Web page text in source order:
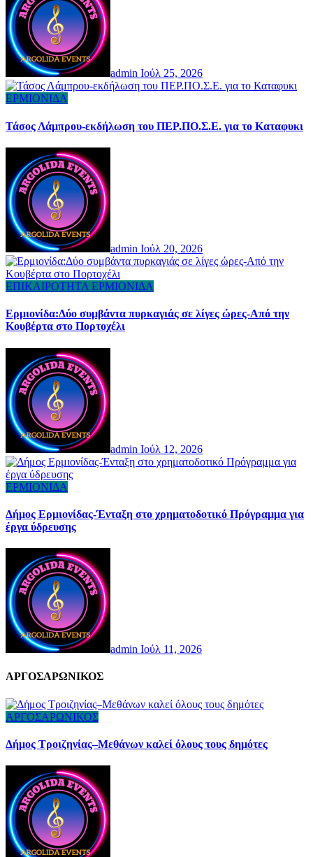
admin Ιούλ 25, 2026
ΕΡΜΙΟΝΙΔΑ
Τάσος Λάμπρου-εκδήλωση του ΠΕΡ.ΠΟ.Σ.Ε. για το Καταφυκι
admin Ιούλ 20, 2026
ΕΠΙΚΑΙΡΟΤΗΤΑ ΕΡΜΙΟΝΙΔΑ
Ερμιονίδα:Δύο συμβάντα πυρκαγιάς σε λίγες ώρες-Από την
Κουβέρτα στο Πορτοχέλι
admin Ιούλ 12, 2026
ΕΡΜΙΟΝΙΔΑ
Δήμος Ερμιονίδας-Ένταξη στο χρηματοδοτικό Πρόγραμμα για
έργα ύδρευσης
admin Ιούλ 11, 2026
AΡΓΟΣΑΡΩΝΙΚΟΣ
ΑΡΓΟΣΑΡΩΝΙΚΟΣ
Δήμος Τροιζηνίας–Μεθάνων καλεί όλους τους δημότες